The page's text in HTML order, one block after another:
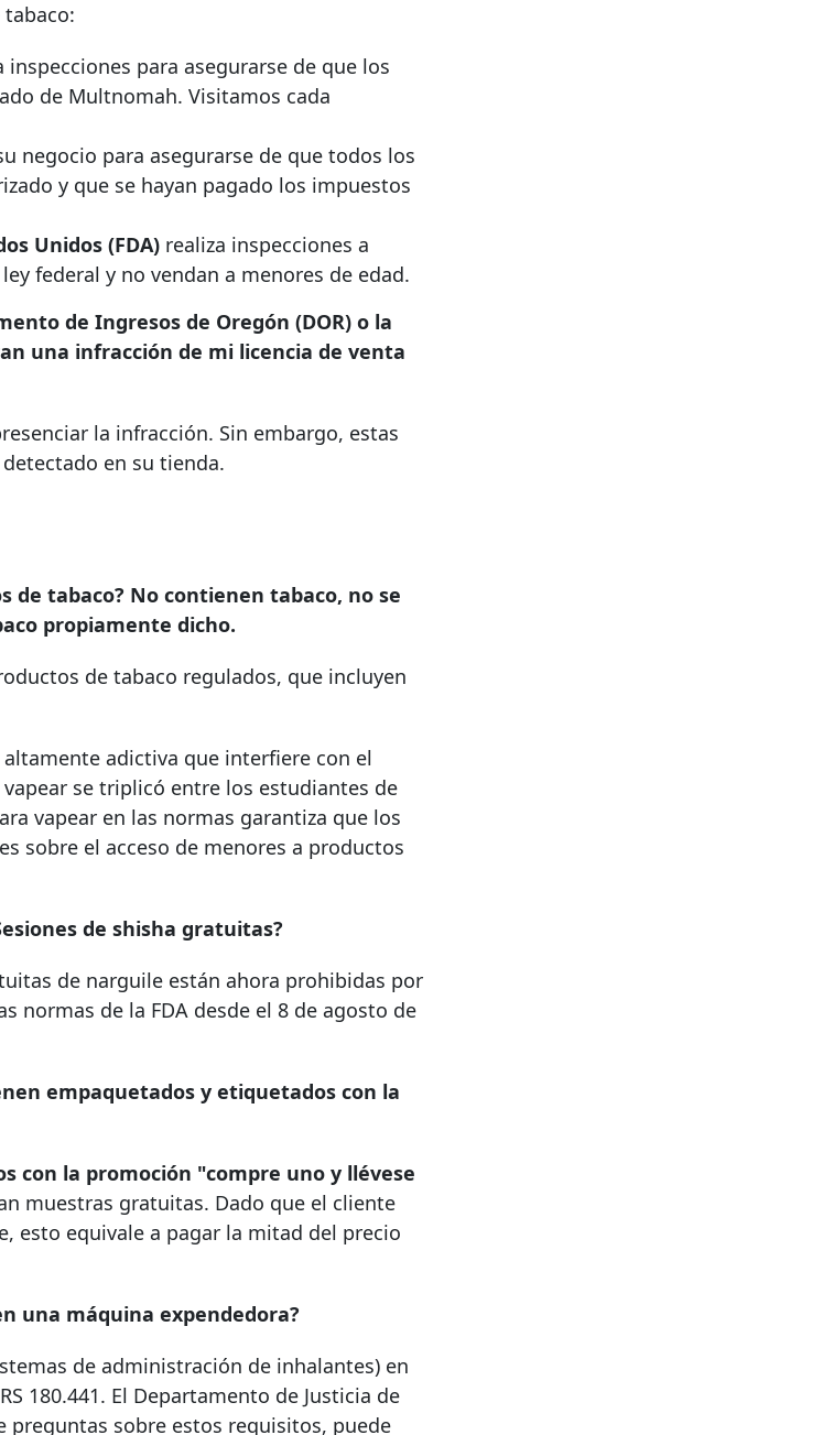
inspecciones para asegurarse de que los
de Multnomah. Visitamos cada
negocio para asegurarse de que todos los
y que se hayan pagado los impuestos
Unidos (FDA) realiza inspecciones a
federal y no vendan a menores de edad.
de Ingresos de Oregón (DOR) o la
una infracción de mi licencia de venta
la infracción. Sin embargo, estas
en su tienda.
de tabaco? No contienen tabaco, no se
propiamente dicho.
de tabaco regulados, que incluyen
adictiva que interfiere con el
se triplicó entre los estudiantes de
vapear en las normas garantiza que los
sobre el acceso de menores a productos
de shisha gratuitas?
de narguile están ahora prohibidas por
normas de la FDA desde el 8 de agosto de
empaquetados y etiquetados con la
con la promoción "compre uno y llévese
muestras gratuitas. Dado que el cliente
esto equivale a pagar la mitad del precio
una máquina expendedora?
de administración de inhalantes) en
180.441. El Departamento de Justicia de
sobre estos requisitos, puede